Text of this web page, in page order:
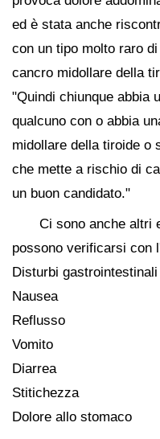
ed è stata anche
con un tipo molto raro
cancro midollare della
"Quindi chiunque abbia
qualcuno con o abbia
midollare della tiroide o
che mette a rischio di
un buon candidato."
Ci sono anche altri
possono verificarsi con
Disturbi
Nausea
Reflusso
Vomito
Diarrea
Stitichezza
Dolore allo stomaco